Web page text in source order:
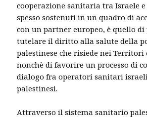
cooperazione sanitaria tra Israele e
spesso sostenuti in un quadro di
con un partner europeo, è quello
tutelare il diritto alla salute della
palestinese che risiede nei Territori
nonchè di favorire un processo di
dialogo fra operatori sanitari
palestinesi.
Attraverso il sistema sanitario